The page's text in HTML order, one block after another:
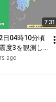
7:31
日04時10分頃
度3を観測し
きアーカイ
ago